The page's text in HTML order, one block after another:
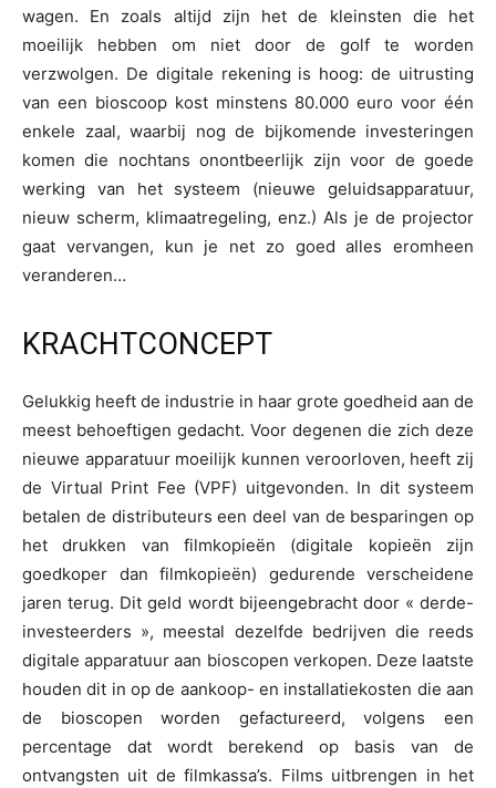
wagen. En zoals altijd zijn het de kleinsten die het
moeilijk hebben om niet door de golf te worden
verzwolgen. De digitale rekening is hoog: de uitrusting
van een bioscoop kost minstens 80.000 euro voor één
enkele zaal, waarbij nog de bijkomende investeringen
komen die nochtans onontbeerlijk zijn voor de goede
werking van het systeem (nieuwe geluidsapparatuur,
nieuw scherm, klimaatregeling, enz.) Als je de projector
gaat vervangen, kun je net zo goed alles eromheen
veranderen…
KRACHTCONCEPT
Gelukkig heeft de industrie in haar grote goedheid aan de
meest behoeftigen gedacht. Voor degenen die zich deze
nieuwe apparatuur moeilijk kunnen veroorloven, heeft zij
de Virtual Print Fee (VPF) uitgevonden. In dit systeem
betalen de distributeurs een deel van de besparingen op
het drukken van filmkopieën (digitale kopieën zijn
goedkoper dan filmkopieën) gedurende verscheidene
jaren terug. Dit geld wordt bijeengebracht door « derde-
investeerders », meestal dezelfde bedrijven die reeds
digitale apparatuur aan bioscopen verkopen. Deze laatste
houden dit in op de aankoop- en installatiekosten die aan
de bioscopen worden gefactureerd, volgens een
percentage dat wordt berekend op basis van de
ontvangsten uit de filmkassa’s. Films uitbrengen in het